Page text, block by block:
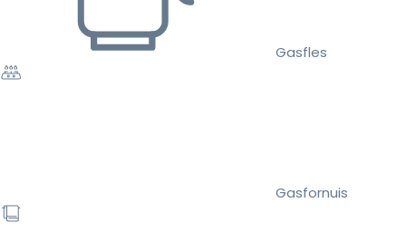
Gasfles
Gasfornuis